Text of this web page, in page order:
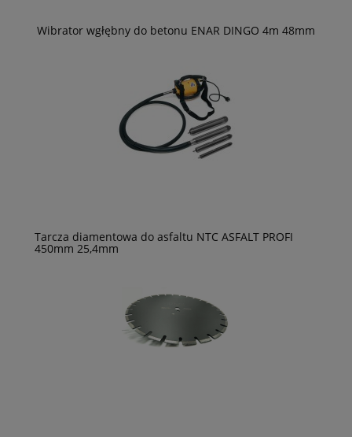
Wibrator wgłębny do betonu ENAR DINGO 4m 48mm
Tarcza diamentowa do asfaltu NTC ASFALT PROFI
450mm 25,4mm